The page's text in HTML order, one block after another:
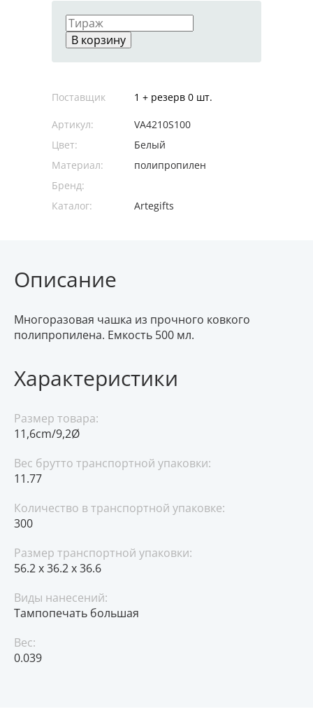
В корзину
Поставщик 1 + резерв 0 шт.
Артикул:
VA4210S100
Цвет:
Белый
Материал:
полипропилен
Бренд:
Каталог:
Artegifts
Описание
Многоразовая чашка из прочного ковкого
полипропилена. Емкость 500 мл.
Характеристики
Размер товара:
11,6cm/9,2Ø
Вес брутто транспортной упаковки:
11.77
Количество в транспортной упаковке:
300
Размер транспортной упаковки:
56.2 x 36.2 x 36.6
Виды нанесений:
Тампопечать большая
Вес:
0.039